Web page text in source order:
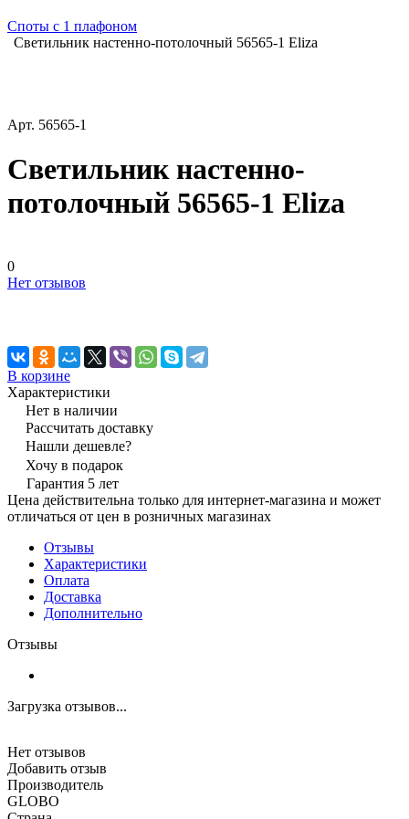
Споты с 1 плафоном
Светильник настенно-потолочный 56565-1 Eliza
Арт. 56565-1
Светильник настенно-
потолочный 56565-1 Eliza
0
Нет отзывов
В корзине
Характеристики
Нет в наличии
Рассчитать доставку
Нашли дешевле?
Хочу в подарок
Гарантия 5 лет
Цена действительна только для интернет-магазина и может
отличаться от цен в розничных магазинах
Отзывы
Характеристики
Оплата
Доставка
Дополнительно
Отзывы
Загрузка отзывов...
Нет отзывов
Добавить отзыв
Производитель
GLOBO